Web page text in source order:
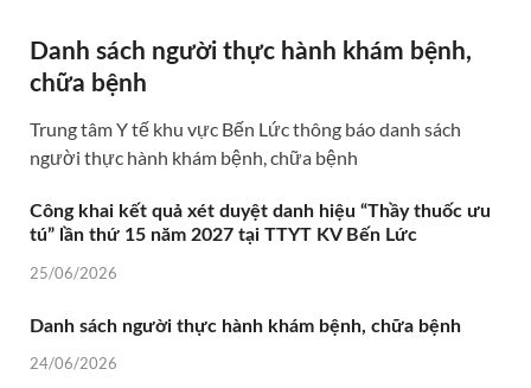
Danh sách người thực hành khám bệnh,
chữa bệnh
Trung tâm Y tế khu vực Bến Lức thông báo danh sách
người thực hành khám bệnh, chữa bệnh
Công khai kết quả xét duyệt danh hiệu “Thầy thuốc ưu
tú” lần thứ 15 năm 2027 tại TTYT KV Bến Lức
25/06/2026
Danh sách người thực hành khám bệnh, chữa bệnh
24/06/2026